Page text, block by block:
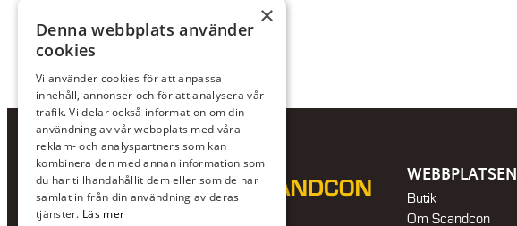
WEBBPLATSEN
Butik
Om Scandcon
×
Denna webbplats använder
cookies
Vi använder cookies för att anpassa
innehåll, annonser och för att analysera vår
trafik. Vi delar också information om din
användning av vår webbplats med våra
reklam- och analyspartners som kan
kombinera den med annan information som
du har tillhandahållit dem eller som de har
samlat in från din användning av deras
tjänster. Läs mer